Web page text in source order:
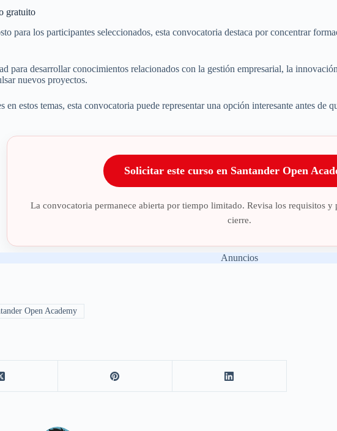
gratuito
para los participantes seleccionados, esta convocatoria destaca por concentrar
para desarrollar conocimientos relacionados con la gestión empresarial, la
nuevos proyectos.
en estos temas, esta convocatoria puede representar una opción interesante antes de
Solicitar este curso en Santander Open
La convocatoria permanece abierta por tiempo limitado. Revisa los requisitos y
cierre.
Anuncios
Open Academy